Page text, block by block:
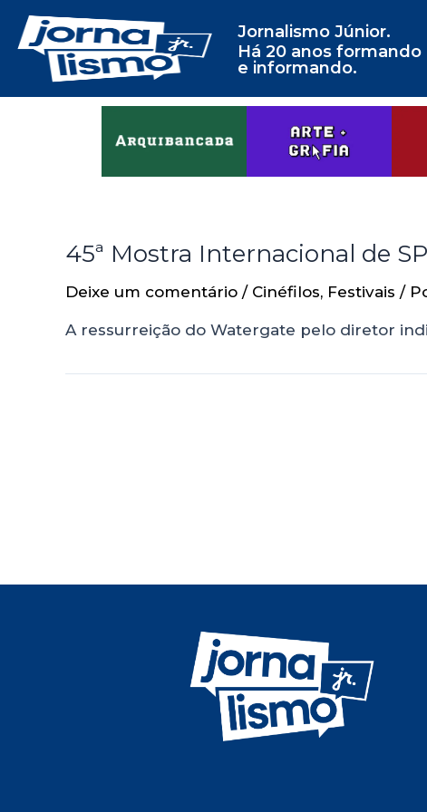
Jornalismo Júnior.
Há 20 anos formando
e informando.
45ª Mostra Internacional de SP
Deixe um comentário / Cinéfilos, Festivais /
A ressurreição do Watergate pelo diretor